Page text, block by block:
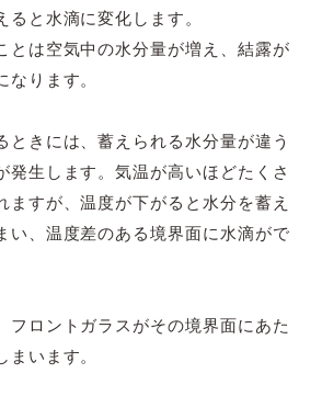
と水滴に変化します。
とは空気中の水分量が増え、結露が
ります。
ときには、蓄えられる水分量が違う
発生します。気温が高いほどたくさ
ますが、温度が下がると水分を蓄え
い、温度差のある境界面に水滴がで
フロントガラスがその境界面にあた
います。